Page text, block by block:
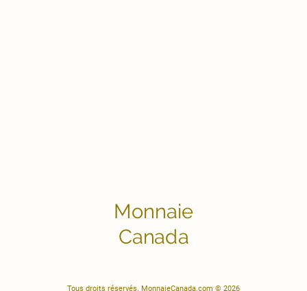
Monnaie
Canada
Tous droits réservés. MonnaieCanada.com © 2026